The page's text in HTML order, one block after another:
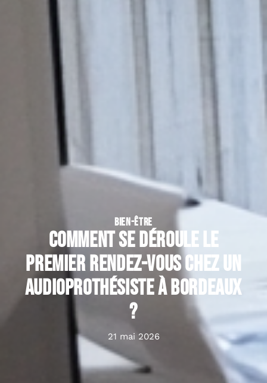
BIEN-ÊTRE
Comment se déroule le
premier rendez-vous chez un
audioprothésiste à Bordeaux
?
21 mai 2026